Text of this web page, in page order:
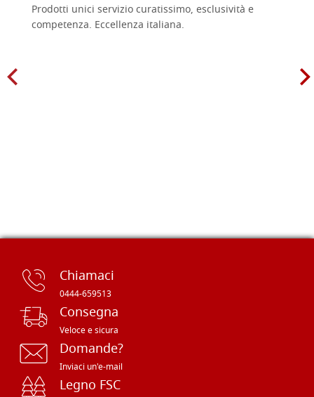
Prodotti unici servizio curatissimo, esclusività e
competenza. Eccellenza italiana.
Chiamaci
0444-659513
Consegna
Veloce e sicura
Domande?
Inviaci un'e-mail
Legno FSC